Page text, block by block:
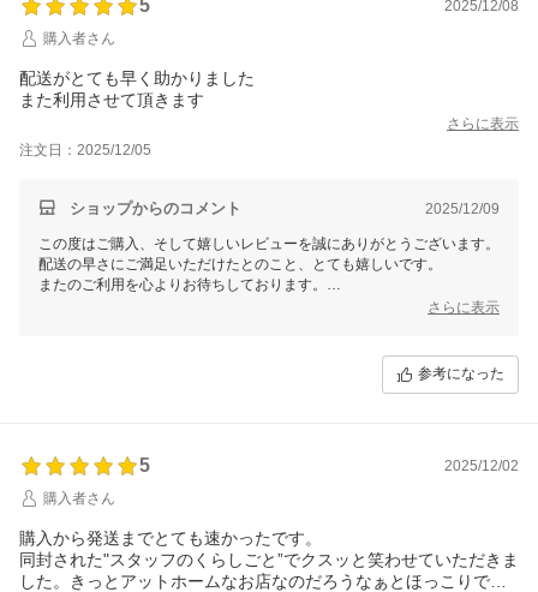
5
2025/12/08
購入者さん
配送がとても早く助かりました
また利用させて頂きます
さらに表示
注文日：2025/12/05
ショップからのコメント 2025/12/09
この度はご購入、そして嬉しいレビューを誠にありがとうございます。
配送の早さにご満足いただけたとのこと、とても嬉しいです。
またのご利用を心よりお待ちしております。
さらに表示
参考になった
5
2025/12/02
購入者さん
購入から発送までとても速かったです。
同封された"スタッフのくらしごと”でクスッと笑わせていただきま
した。きっとアットホームなお店なのだろうなぁとほっこりで